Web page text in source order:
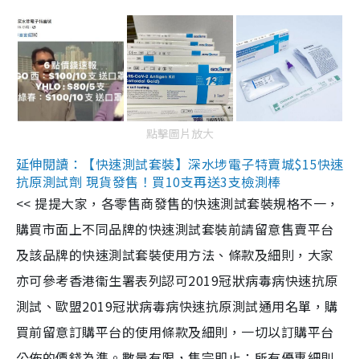
點擊圖片放大
延伸閱讀：【快速測試套裝】深水埗電子特賣城$15快速
抗原測試劑 現貨發售！買10支再送3支檢測棒
<< 提提大家，各零售商發售的快速測試套裝規格不一，
購買市面上不同品牌的快速測試套裝前請留意售賣平台
及該品牌的快速測試套裝使用方法、條款及細則，大家
亦可參考香港衞生署表列認可2019冠狀病毒病快速抗原
測試、歐盟2019冠狀病毒病快速抗原測試通用名單，購
買前留意訂購平台的使用條款及細則，一切以訂購平台